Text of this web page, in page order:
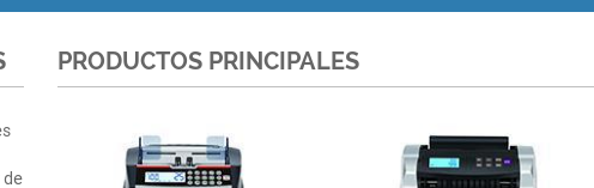
PRODUCTOS PRINCIPALES
de